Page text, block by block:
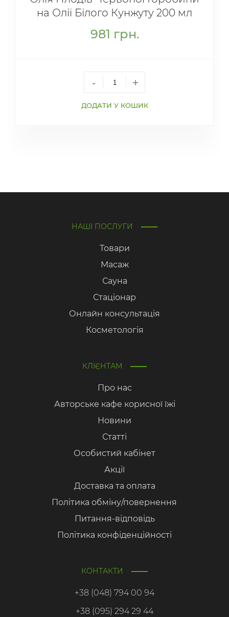
на Олії Білого Кунжуту 200 мл
981 грн.
- +
ДОДАТИ У КОШИК
НАШІ ПОСЛУГИ
Товари
Масаж
Сауна
Стаціонар
Онлайн консультація
Косметологія
КЛІЄНТАМ
Про нас
Авторське кафе корисної їжі
Новини
Статті
Особистий кабінет
Акції
Доставка та оплата
Політика обміну/повернення
Питання-відповідь
Політика конфіденційності
КОНТАКТИ
+38 (048) 794 00 94
+38 (095) 294 29 44